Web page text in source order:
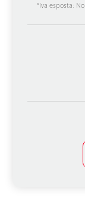
*Iva esposta: No